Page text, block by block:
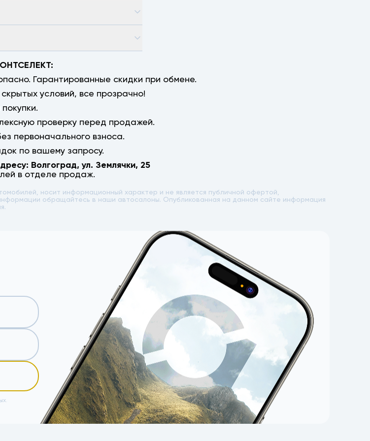
Гарантированные скидки при обмене.
условий, все прозрачно!
проверку перед продажей.
первоначального взноса.
по вашему запросу.
Волгоград,ул. Землячки, 25
в отделе продаж.
носит информационный характер и не является публичной офертой,
обращайтесь в наши автосалоны. Опубликованная на данном сайте информация